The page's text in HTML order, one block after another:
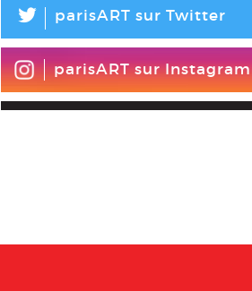
L parisART sur Twitter
parisART sur Instagram